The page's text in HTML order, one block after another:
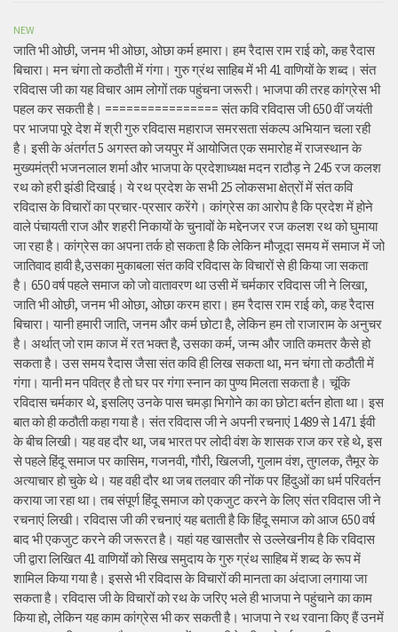
NEW
जाति भी ओछी, जनम भी ओछा, ओछा कर्म हमारा। हम रैदास राम राई को, कह रैदास
बिचारा। मन चंगा तो कठौती में गंगा। गुरु ग्रंथ साहिब में भी 41 वाणियों के शब्द। संत
रविदास जी का यह विचार आम लोगों तक पहुंचना जरूरी। भाजपा की तरह कांग्रेस भी
पहल कर सकती है। ================ संत कवि रविदास जी 650 वीं जयंती
पर भाजपा पूरे देश में श्री गुरु रविदास महाराज समरसता संकल्प अभियान चला रही
है। इसी के अंतर्गत 5 अगस्त को जयपुर में आयोजित एक समारोह में राजस्थान के
मुख्यमंत्री भजनलाल शर्मा और भाजपा के प्रदेशाध्यक्ष मदन राठौड़ ने 245 रज कलश
रथ को हरी झंडी दिखाई। ये रथ प्रदेश के सभी 25 लोकसभा क्षेत्रों में संत कवि
रविदास के विचारों का प्रचार-प्रसार करेंगे। कांग्रेस का आरोप है कि प्रदेश में होने
वाले पंचायती राज और शहरी निकायों के चुनावों के मद्देनजर रज कलश रथ को घुमाया
जा रहा है। कांग्रेस का अपना तर्क हो सकता है कि लेकिन मौजूदा समय में समाज में जो
जातिवाद हावी है,उसका मुकाबला संत कवि रविदास के विचारों से ही किया जा सकता
है। 650 वर्ष पहले समाज को जो वातावरण था उसी में चर्मकार रविदास जी ने लिखा,
जाति भी ओछी, जनम भी ओछा, ओछा करम हारा। हम रैदास राम राई को, कह रैदास
बिचारा। यानी हमारी जाति, जनम और कर्म छोटा है, लेकिन हम तो राजाराम के अनुचर
है। अर्थात् जो राम काज में रत भक्त है, उसका कर्म, जन्म और जाति कमतर कैसे हो
सकता है। उस समय रैदास जैसा संत कवि ही लिख सकता था, मन चंगा तो कठौती में
गंगा। यानी मन पवित्र है तो घर पर गंगा स्नान का पुण्य मिलता सकता है। चूंकि
रविदास चर्मकार थे, इसलिए उनके पास चमड़ा भिगोने का का छोटा बर्तन होता था। इस
बात को ही कठौती कहा गया है। संत रविदास जी ने अपनी रचनाएं 1489 से 1471 ईवी
के बीच लिखी। यह वह दौर था, जब भारत पर लोदी वंश के शासक राज कर रहे थे, इस
से पहले हिंदू समाज पर कासिम, गजनवी, गौरी, खिलजी, गुलाम वंश, तुगलक, तैमूर के
अत्याचार हो चुके थे। यह वही दौर था जब तलवार की नोंक पर हिंदुओं का धर्म परिवर्तन
कराया जा रहा था। तब संपूर्ण हिंदू समाज को एकजुट करने के लिए संत रविदास जी ने
रचनाएं लिखी। रविदास जी की रचनाएं यह बताती है कि हिंदू समाज को आज 650 वर्ष
बाद भी एकजुट करने की जरूरत है। यहां यह खासतौर से उल्लेखनीय है कि रविदास
जी द्वारा लिखित 41 वाणियोंं को सिख समुदाय के गुरु ग्रंथ साहिब में शब्द के रूप में
शामिल किया गया है। इससे भी रविदास के विचारों की मानता का अंदाजा लगाया जा
सकता है। रविदास जी के विचारों को रथ के जरिए भले ही भाजपा ने पहुंचाने का काम
किया हो, लेकिन यह काम कांग्रेस भी कर सकती है। भाजपा ने रथ रवाना किए हैं उनमें